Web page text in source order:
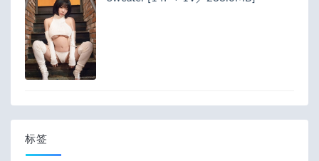
标签